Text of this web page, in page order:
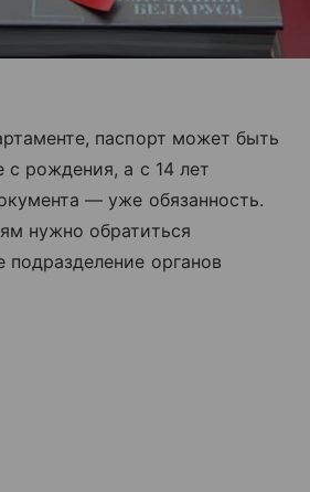
паспорт может быть
с рождения, а с 14 лет
— уже обязанность.
нужно обратиться
подразделение органов